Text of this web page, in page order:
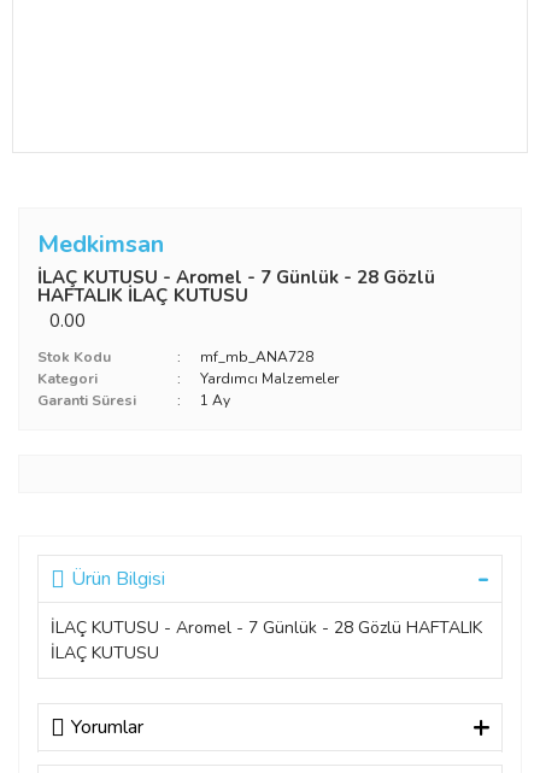
Medkimsan
İLAÇ KUTUSU - Aromel - 7 Günlük - 28 Gözlü
HAFTALIK İLAÇ KUTUSU
0.00
Stok Kodu
mf_mb_ANA728
Kategori
Yardımcı Malzemeler
Garanti Süresi
1 Ay
Ürün Bilgisi
İLAÇ KUTUSU - Aromel - 7 Günlük - 28 Gözlü HAFTALIK
İLAÇ KUTUSU
Yorumlar